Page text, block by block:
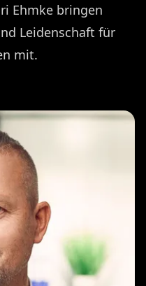
Ehmke bringen
Leidenschaft für
mit.